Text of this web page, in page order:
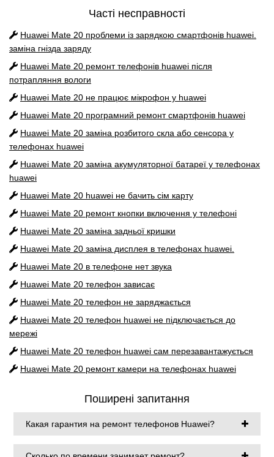
Часті несправності
Huawei Mate 20 проблеми із зарядкою смартфонів huawei.
заміна гнізда заряду
Huawei Mate 20 ремонт телефонів huawei після
потрапляння вологи
Huawei Mate 20 не працює мікрофон у huawei
Huawei Mate 20 програмний ремонт смартфонів huawei
Huawei Mate 20 заміна розбитого скла або сенсора у
телефонах huawei
Huawei Mate 20 заміна акумуляторної батареї у телефонах
huawei
Huawei Mate 20 huawei не бачить сім карту
Huawei Mate 20 ремонт кнопки включення у телефоні
Huawei Mate 20 заміна задньої кришки
Huawei Mate 20 заміна дисплея в телефонах huawei.
Huawei Mate 20 в телефоне нет звука
Huawei Mate 20 телефон зависає
Huawei Mate 20 телефон не заряджається
Huawei Mate 20 телефон huawei не підключається до
мережі
Huawei Mate 20 телефон huawei сам перезавантажується
Huawei Mate 20 ремонт камери на телефонах huawei
Поширені запитання
Какая гарантия на ремонт телефонов Huawei?